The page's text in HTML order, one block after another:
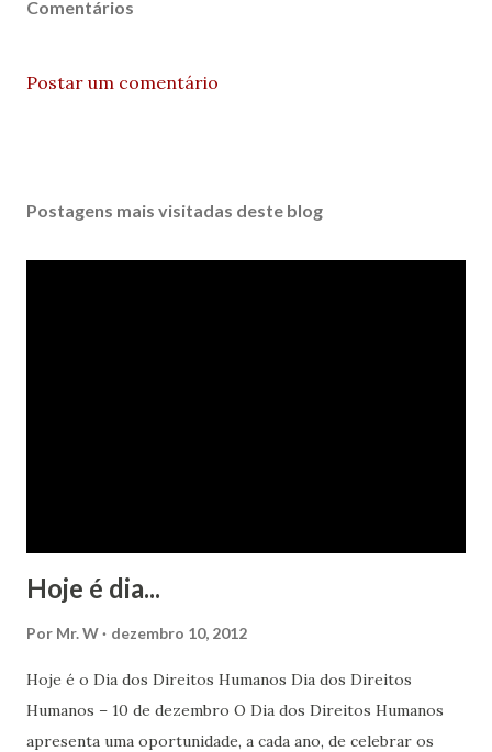
Comentários
Postar um comentário
Postagens mais visitadas deste blog
Hoje é dia...
Por Mr. W dezembro 10, 2012
Hoje é o Dia dos Direitos Humanos Dia dos Direitos
Humanos – 10 de dezembro O Dia dos Direitos Humanos
apresenta uma oportunidade, a cada ano, de celebrar os